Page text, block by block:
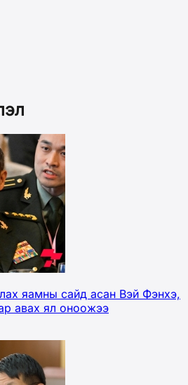
яамны сайд асан Вэй Фэнхэ,
авах ял оноожээ